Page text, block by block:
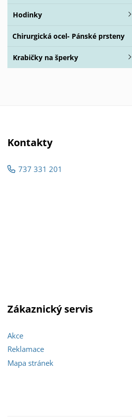
Hodinky
Chirurgická ocel- Pánské prsteny
Krabičky na šperky
Kontakty
737 331 201
Zákaznický servis
Akce
Reklamace
Mapa stránek